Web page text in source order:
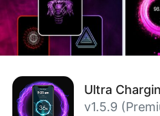
Ultra
v1.5.9